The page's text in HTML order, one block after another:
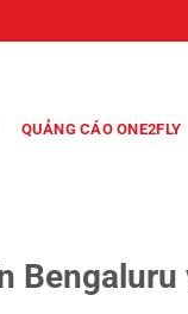
QUẢNG CÁO ONE2FLY
Bengaluru